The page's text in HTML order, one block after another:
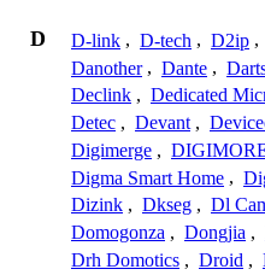
D D-link , D-tech , D2ip ,
Danother , Dante ,
Declink , Dedicated
Detec , Devant ,
Digimerge ,
Digma Smart Home ,
Dizink , Dkseg , Dl
Domogonza , Dongjia ,
Drh Domotics , Droid ,